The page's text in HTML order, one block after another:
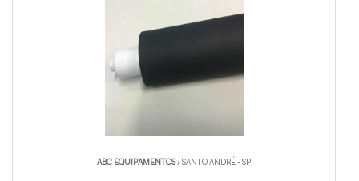
ABC EQUIPAMENTOS/ SANTO ANDRÉ - SP